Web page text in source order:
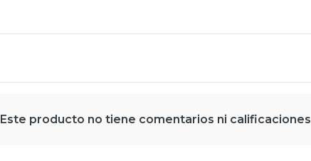
Este producto no tiene comentarios ni calificaciones